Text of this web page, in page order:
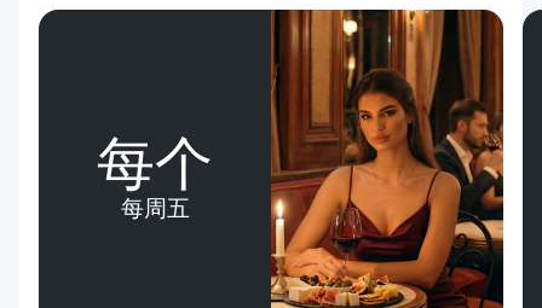
每个
每周五